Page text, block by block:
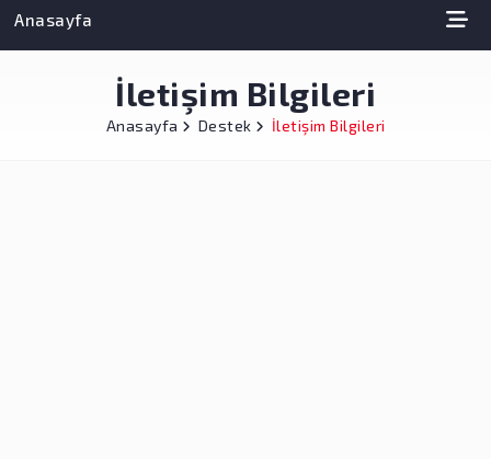
Anasayfa
İletişim Bilgileri
Anasayfa Destek İletişim Bilgileri